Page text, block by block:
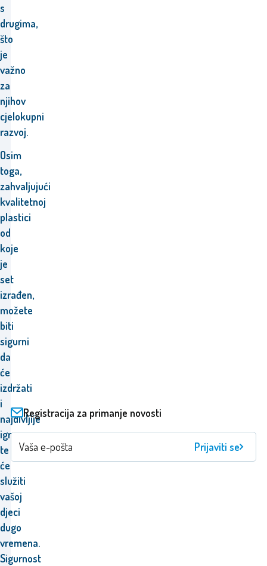
s
drugima,
što
je
važno
za
njihov
cjelokupni
razvoj.
Osim
toga,
zahvaljujući
kvalitetnoj
plastici
od
koje
je
set
izrađen,
možete
biti
sigurni
da
će
izdržati
i
najdivljije
igre
te
će
služiti
vašoj
djeci
dugo
vremena.
Sigurnost
Registracija za primanje novosti
Prijaviti se